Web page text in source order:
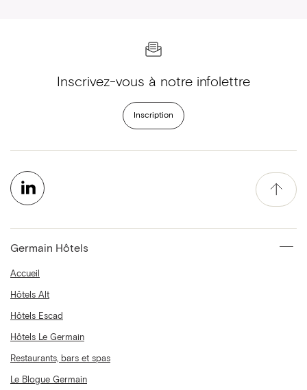
Inscrivez-vous à notre infolettre
Inscription
Germain Hôtels
Accueil
Hôtels Alt
Hôtels Escad
Hôtels Le Germain
Restaurants, bars et spas
Le Blogue Germain